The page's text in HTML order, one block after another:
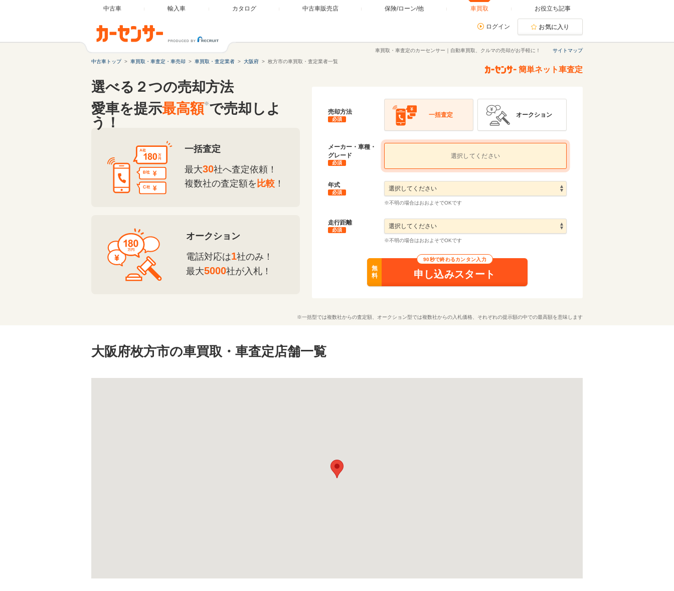
中古車 輸入車 カタログ 中古車販売店 保険/ローン/他 車買取 お役立ち記事
ログイン お気に入り
サイトマップ
車買取・車査定のカーセンサー｜自動車買取、クルマの売却がお手軽に！
中古車トップ
車買取・車査定・車売却 車買取・査定業者 大阪府 枚方市の車買取・査定業者一覧
選べる２つの売却方法
愛車を提示最高額※で売却しよ
う！
一括査定
最大30社へ査定依頼！
複数社の査定額を 比較 ！
オークション
電話対応は1社のみ！
最大5000社が入札！
簡単ネット車査定
売却方法
必須
一括査定 オークション
メーカー・車種・
グレード
必須
選択してください
年式
必須
※不明の場合はおおよそでOKです
走行距離
必須
※不明の場合はおおよそでOKです
90秒で終わるカンタン入力
無
料
申し込みスタート
※一括型では複数社からの査定額、オークション型では複数社からの入札価格、それぞれの提示額の中での最高額を意味します
大阪府枚方市の車買取・車査定店舗一覧